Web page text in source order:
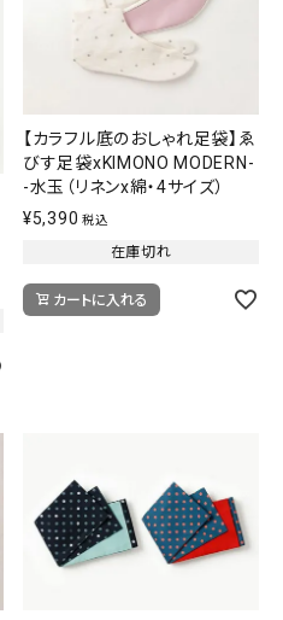
【カラフル底のおしゃれ足袋】ゑ
びす足袋xKIMONO MODERN-
-水玉（リネンx綿・4サイズ）
¥5,390 税込
在庫切れ
カートに入れる